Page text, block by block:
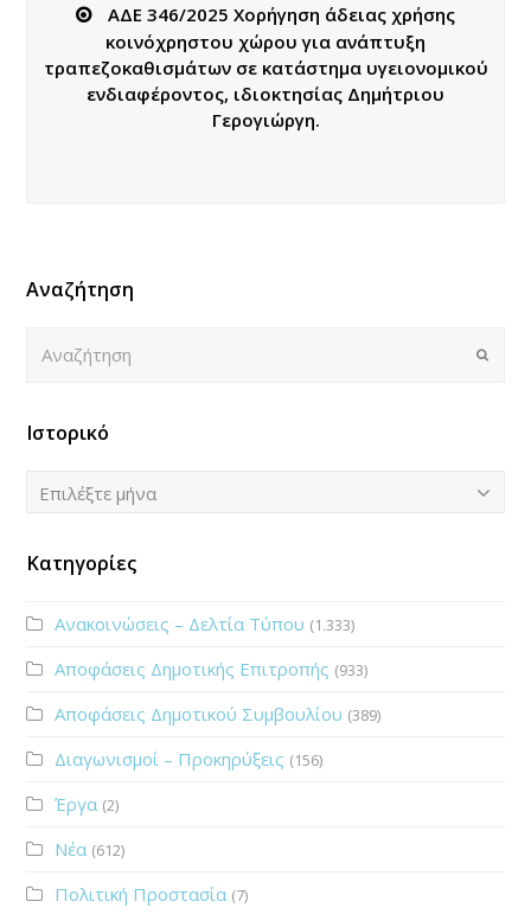
ΑΔΕ 346/2025 Χορήγηση άδειας χρήσης
κοινόχρηστου χώρου για ανάπτυξη
τραπεζοκαθισμάτων σε κατάστημα υγειονομικού
ενδιαφέροντος, ιδιοκτησίας Δημήτριου
Γερογιώργη.
Αναζήτηση
Submit
Ιστορικό
Ιστορικό
Επιλέξτε μήνα
Κατηγορίες
Ανακοινώσεις – Δελτία Τύπου (1.333)
Αποφάσεις Δημοτικής Επιτροπής (933)
Αποφάσεις Δημοτικού Συμβουλίου (389)
Διαγωνισμοί – Προκηρύξεις (156)
Έργα (2)
Νέα (612)
Πολιτική Προστασία (7)